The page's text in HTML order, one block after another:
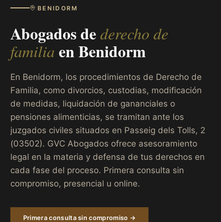
BENIDORM
Abogados dederecho de
familia enBenidorm
En Benidorm, los procedimientos de Derecho de
Familia, como divorcios, custodias, modificación
de medidas, liquidación de gananciales o
pensiones alimenticias, se tramitan ante los
juzgados civiles situados en Passeig dels Tolls, 2
(03502). GVC Abogados ofrece asesoramiento
legal en la materia y defensa de tus derechos en
cada fase del proceso. Primera consulta sin
compromiso, presencial u online.
Primera consulta sin compromiso →